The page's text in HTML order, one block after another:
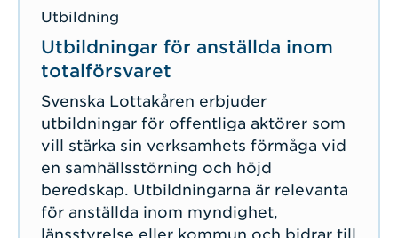
Utbildning
Utbildningar för anställda inom
totalförsvaret
Svenska Lottakåren erbjuder
utbildningar för offentliga aktörer som
vill stärka sin verksamhets förmåga vid
en samhällsstörning och höjd
beredskap. Utbildningarna är relevanta
för anställda inom myndighet,
länsstyrelse eller kommun och bidrar till